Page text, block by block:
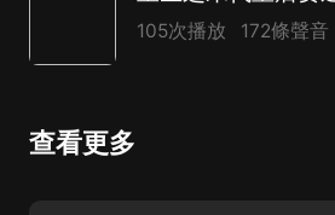
105次播放 172條聲音
查看更多